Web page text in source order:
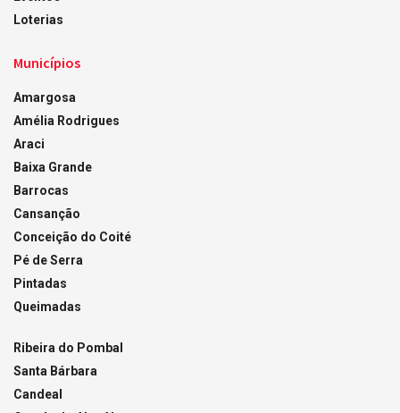
Loterias
Municípios
Amargosa
Amélia Rodrigues
Araci
Baixa Grande
Barrocas
Cansanção
Conceição do Coité
Pé de Serra
Pintadas
Queimadas
Ribeira do Pombal
Santa Bárbara
Candeal